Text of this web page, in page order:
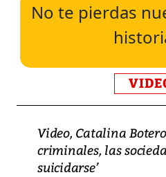
No te pierdas
Video, Catalina
criminales, las
suicidarse’